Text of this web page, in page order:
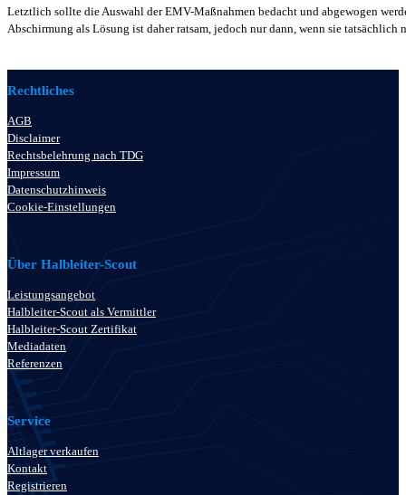
Letztlich sollte die Auswahl der EMV-Maßnahmen bedacht und abgewogen
Abschirmung als Lösung ist daher ratsam, jedoch nur dann, wenn sie tatsächlich
Rechtliches
AGB
Disclaimer
Rechtsbelehrung nach TDG
Impressum
Datenschutzhinweis
Cookie-Einstellungen
Über Halbleiter-Scout
Leistungsangebot
Halbleiter-Scout als Vermittler
Halbleiter-Scout Zertifikat
Mediadaten
Referenzen
Service
Altlager verkaufen
Kontakt
Registrieren